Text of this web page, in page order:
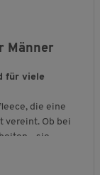
Männer
für viele
die eine
vereint. Ob bei
- sie
Wärme und ein